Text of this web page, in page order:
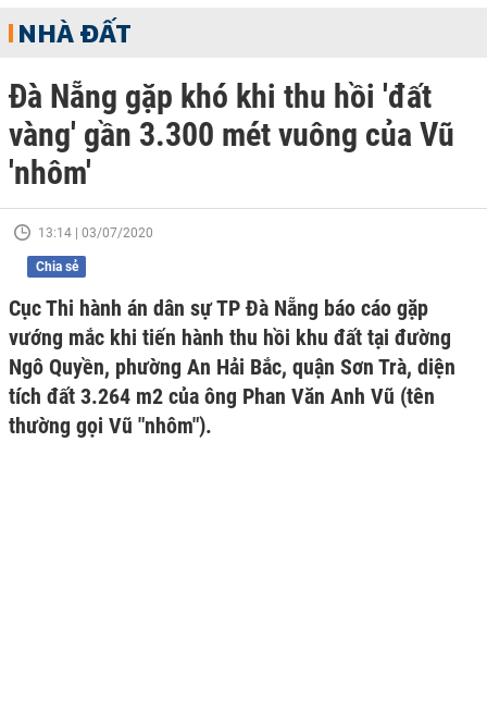
NHÀ ĐẤT
Đà Nẵng gặp khó khi thu hồi 'đất
vàng' gần 3.300 mét vuông của Vũ
'nhôm'
13:14 | 03/07/2020
Chia sẻ
Cục Thi hành án dân sự TP Đà Nẵng báo cáo gặp
vướng mắc khi tiến hành thu hồi khu đất tại đường
Ngô Quyền, phường An Hải Bắc, quận Sơn Trà, diện
tích đất 3.264 m2 của ông Phan Văn Anh Vũ (tên
thường gọi Vũ "nhôm").